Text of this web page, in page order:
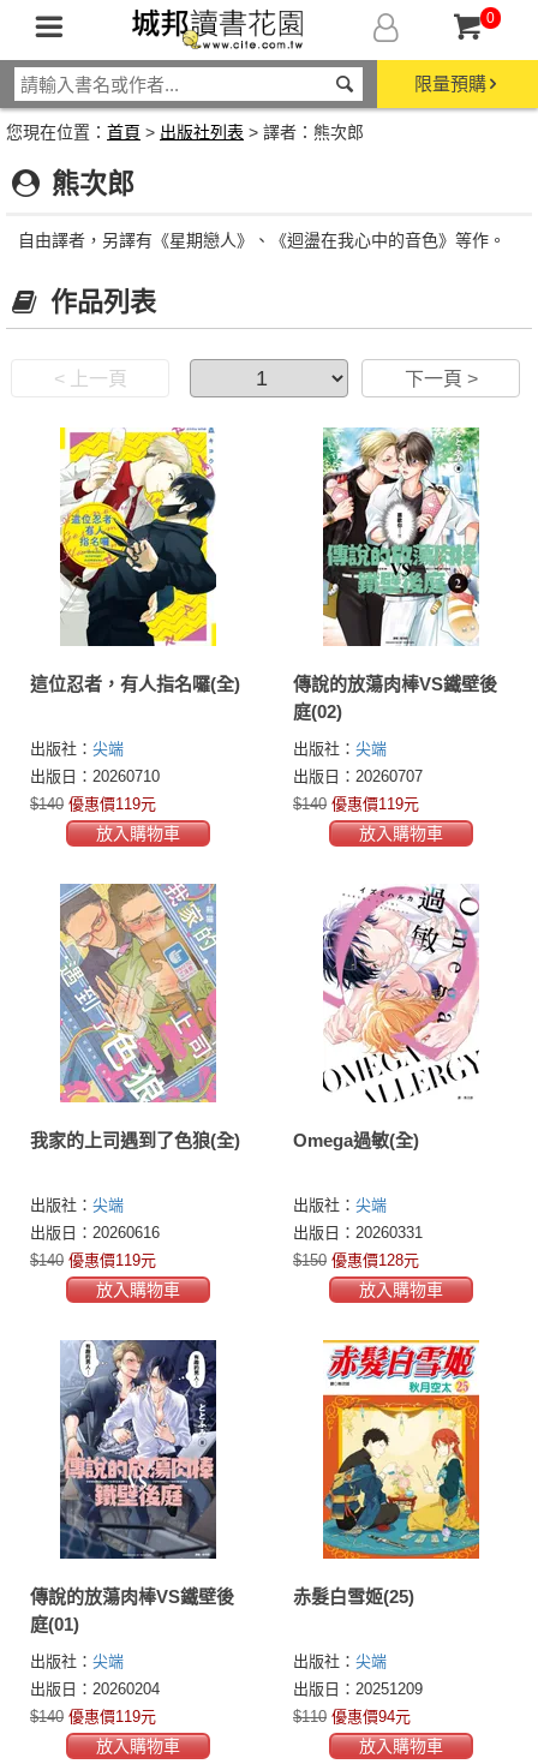
0
限量預購
您現在位置： 首頁 > 出版社列表 > 譯者：熊次郎
熊次郎
自由譯者，另譯有《星期戀人》、《迴盪在我心中的音色》等作。
作品列表
< 上一頁 下一頁 >
這位忍者，有人指名囉(全)
出版社： 尖端
出版日：20260710
$140 優惠價119元
放入購物車
傳說的放蕩肉棒VS鐵壁後
庭(02)
出版社： 尖端
出版日：20260707
$140 優惠價119元
放入購物車
我家的上司遇到了色狼(全)
出版社： 尖端
出版日：20260616
$140 優惠價119元
放入購物車
Omega過敏(全)
出版社： 尖端
出版日：20260331
$150 優惠價128元
放入購物車
傳說的放蕩肉棒VS鐵壁後
庭(01)
出版社： 尖端
出版日：20260204
$140 優惠價119元
放入購物車
赤髮白雪姬(25)
出版社： 尖端
出版日：20251209
$110 優惠價94元
放入購物車